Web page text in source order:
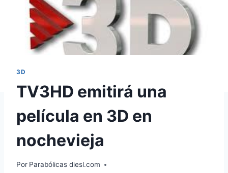
3D
TV3HD emitirá una
película en 3D en
nochevieja
Por Parabólicas diesl.com